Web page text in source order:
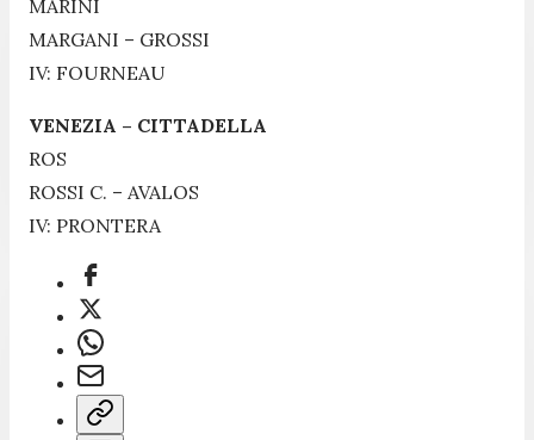
MARINI
MARGANI – GROSSI
IV: FOURNEAU
VENEZIA – CITTADELLA
ROS
ROSSI C. – AVALOS
IV: PRONTERA